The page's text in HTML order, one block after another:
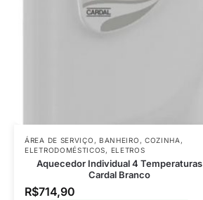
ÁREA DE SERVIÇO , BANHEIRO , COZINHA ,
ELETRODOMÉSTICOS, ELETROS
Aquecedor Individual 4 Temperaturas
Cardal Branco
R$714,90